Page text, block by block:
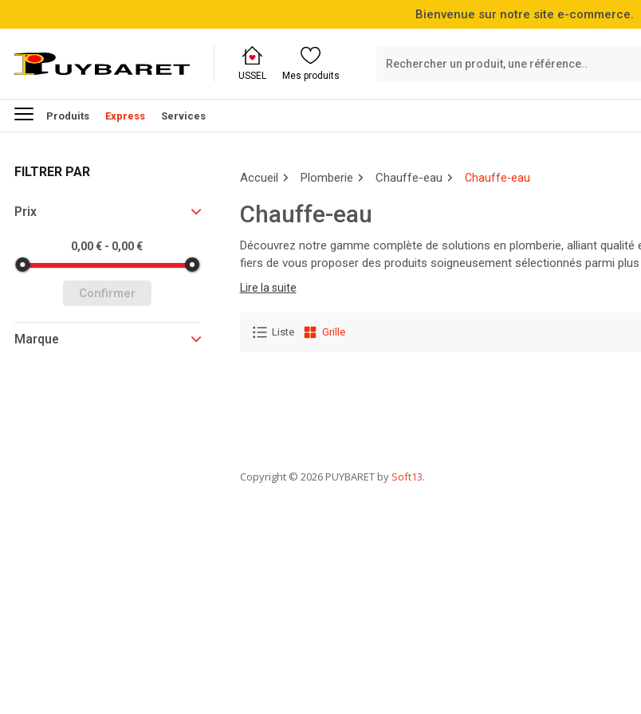
Bienvenue sur notre site e-commerce.
USSEL Mes produits
Produits Express Services
FILTRER PAR
Prix
0,00 € - 0,00 €
Confirmer
Marque
Accueil Plomberie Chauffe-eau Chauffe-eau
Chauffe-eau
Découvrez notre gamme complète de solutions en plomberie, alliant
fiers de vous proposer des produits soigneusement sélectionnés parmi
visitez notre catalogue et faites le choix de l'excellence !
Lire la suite
Liste Grille
Copyright© 2026 PUYBARET by Soft13.